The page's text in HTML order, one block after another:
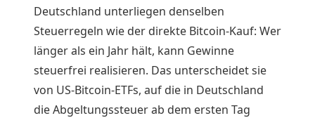
Deutschland unterliegen denselben
Steuerregeln wie der direkte Bitcoin-Kauf: Wer
länger als ein Jahr hält, kann Gewinne
steuerfrei realisieren. Das unterscheidet sie
von US-Bitcoin-ETFs, auf die in Deutschland
die Abgeltungssteuer ab dem ersten Tag